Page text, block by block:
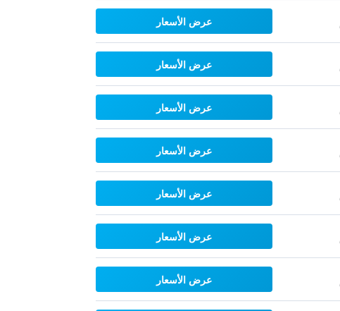
عرض الأسعار
عرض الأسعار
عرض الأسعار
عرض الأسعار
عرض الأسعار
عرض الأسعار
عرض الأسعار